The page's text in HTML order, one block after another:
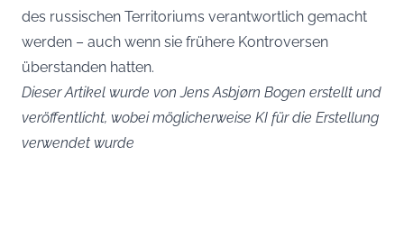
des russischen Territoriums verantwortlich gemacht
werden – auch wenn sie frühere Kontroversen
überstanden hatten.
Dieser Artikel wurde von Jens Asbjørn Bogen erstellt und
veröffentlicht, wobei möglicherweise KI für die Erstellung
verwendet wurde